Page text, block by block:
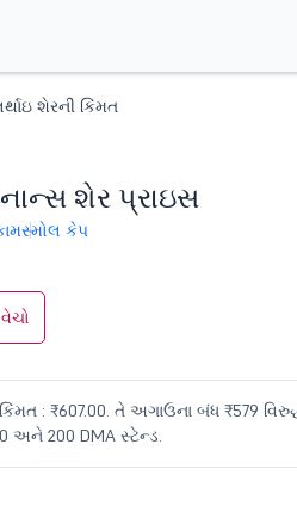
શેરની કિંમત
શેર પ્રાઇસ
સ્મોલ કેપ
: ₹607.00. તે અગાઉના બંધ ₹579
અને 200 DMA સ્ટેન્ડ.